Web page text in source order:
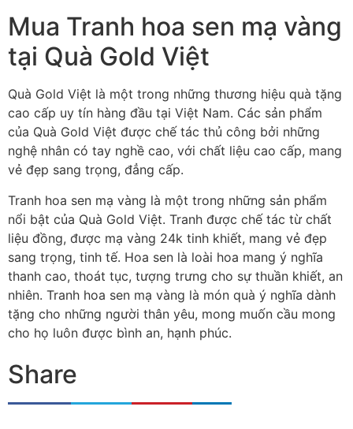
Mua Tranh hoa sen mạ vàng
tại Quà Gold Việt
Quà Gold Việt là một trong những thương hiệu quà tặng
cao cấp uy tín hàng đầu tại Việt Nam. Các sản phẩm
của Quà Gold Việt được chế tác thủ công bởi những
nghệ nhân có tay nghề cao, với chất liệu cao cấp, mang
vẻ đẹp sang trọng, đẳng cấp.
Tranh hoa sen mạ vàng là một trong những sản phẩm
nổi bật của Quà Gold Việt. Tranh được chế tác từ chất
liệu đồng, được mạ vàng 24k tinh khiết, mang vẻ đẹp
sang trọng, tinh tế. Hoa sen là loài hoa mang ý nghĩa
thanh cao, thoát tục, tượng trưng cho sự thuần khiết, an
nhiên. Tranh hoa sen mạ vàng là món quà ý nghĩa dành
tặng cho những người thân yêu, mong muốn cầu mong
cho họ luôn được bình an, hạnh phúc.
Share